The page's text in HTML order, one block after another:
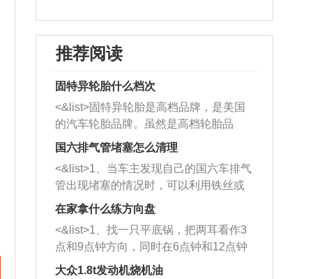
推荐阅读
固特异轮胎什么档次
<&list>固特异轮胎是高档品牌，是美国
的汽车轮胎品牌。虽然是高档轮胎品
牌，但是中高低端的轮胎都有生产，这
也是为了更好的开拓市场。
国六排气管堵塞怎么清理
<&list>1、当车主发现自己的国六车排气
管出现堵塞的情况时，可以利用铁丝或
者是细棍，直接将杂物给取出来，如果
堵塞情况比较严重，也可以采取应急措
施。 <&list>2、直接利用木棍将所有的
杂物推到排气管里面的位置处，然后将
三元催化器拆解开，就可以将堵塞的东
在家拿什么练方向盘
<&list>1、找一只平底锅，把两耳看作3
点和9点钟方向，同时在6点钟和12点钟
方向做一个标记。 <&list>2、双手握住
大众1.8t发动机烧机油